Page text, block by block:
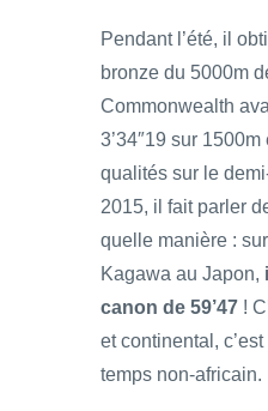
Pendant l’été, il
bronze du 5000m
Commonwealth
3’34″19 sur
qualités sur le
2015, il fait parler
quelle manière :
Kagawa au Japon,
canon de 59’47 !
et continental,
temps non-africain.